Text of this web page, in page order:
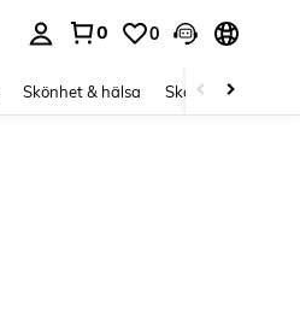
0 0
Skönhet & hälsa Skor Curve